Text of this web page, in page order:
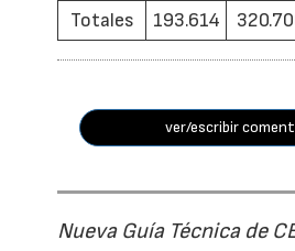
Totales
193.614
ver/escribir
Nueva Guía Técnica de